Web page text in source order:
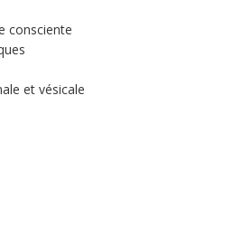
consciente
et vésicale